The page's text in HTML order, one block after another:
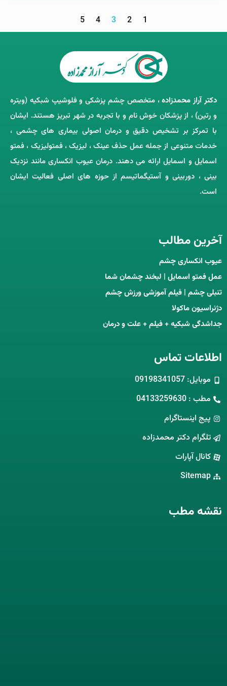
1
2
3
4
5
دکتر آراز محمدزاده، متخصص چشم‌ پزشکی و فلوشیپ شبکیه (ویتره
و رتین) ، از پزشکان خوش ‌نام و با تجربه در شهر تبریز هستند. ایشان
با تمرکز بر تشخیص دقیق و درمان اصولی بیماری ‌های چشمی ،
خدمات متنوعی از جمله عمل حذف عینک ، لیزیک ، فمتولیزیک ، فمتو
اسمایل و اسمایل ارائه می ‌دهند. درمان عیوب انکساری مانند نزدیک
‌بینی ، دوربینی و آستیگماتیسم از حوزه‌ های اصلی فعالیت ایشان
است.
آخرین مطالب
عیوب انکساری چشم
عمل فمتو اسمایل | لبخند چشمان شما
تنبلی چشم | فیلم آموزشی ورزش چشم
دژنراسیون ماکولا
جداشدگی شبکیه + فیلم + علت و درمان
اطلاعات تماس
موبایل: 09198341057
مطب : 04133259630
پیج اینستاگرام
تلگرام دکتر محمدزاده
کانال آپارات
Sitemap
نقشه مطب